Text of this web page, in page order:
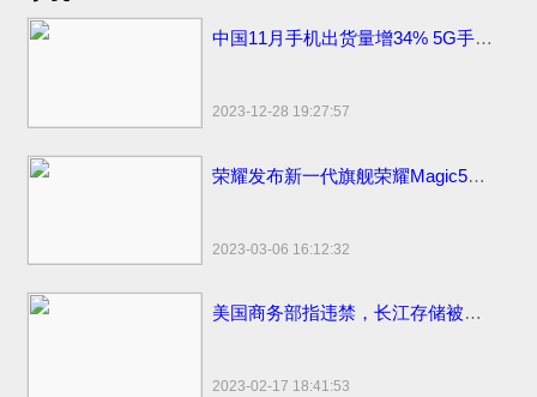
中国11月手机出货量增34% 5G手机出货量2709.2万部
2023-12-28 19:27:57
荣耀发布新一代旗舰荣耀Magic5系列，新款上市价格分期0首付3999元起
2023-03-06 16:12:32
美国商务部指违禁，长江存储被美国拜登制裁名单面临停工裁员
2023-02-17 18:41:53